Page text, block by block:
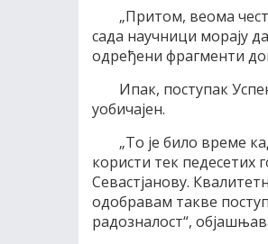
„Притом, веома
сада научници морају
одређени фрагменти
Ипак, поступак
уобичајен.
„То је било време
користи тек педесетих
Севастјанову.
одобравам такве
радозналост“,